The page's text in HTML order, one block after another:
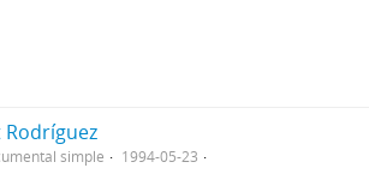
simple
1994-05-23